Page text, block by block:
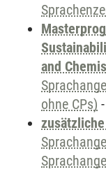
and
ohne CPs) -